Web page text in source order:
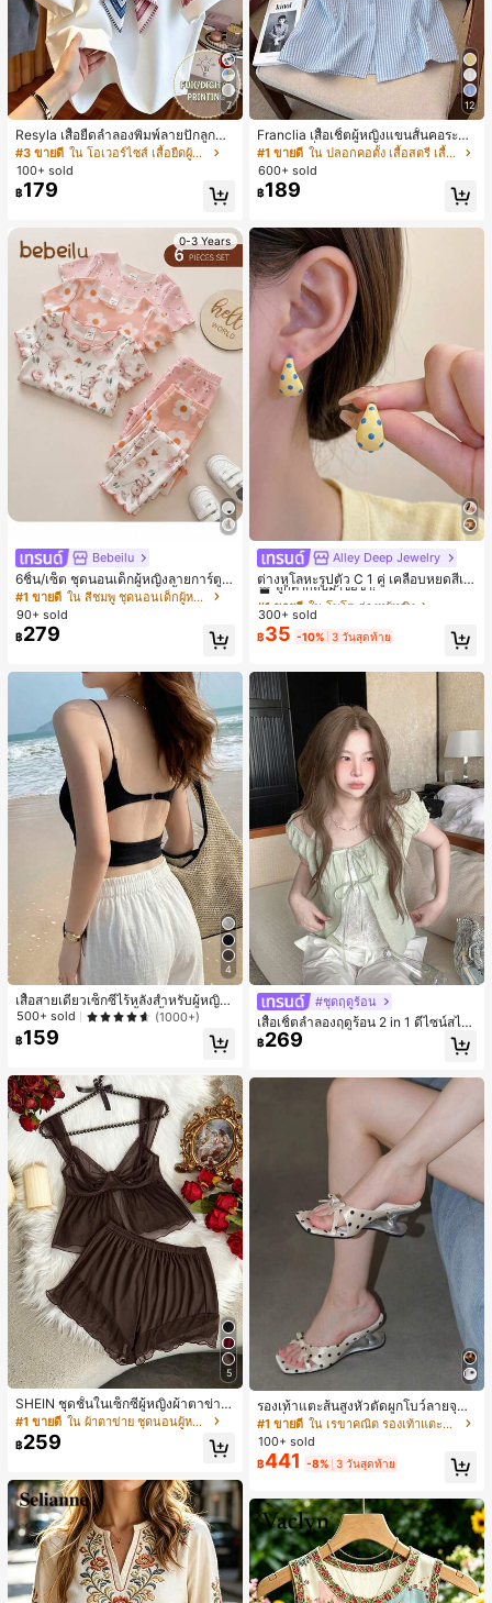
7
Resyla เสื้อยืดลำลองพิมพ์ลายปักลูกปัด
รูปโบว์ขนาดใหญ่สำหรับผู้หญิง
#3 ขายดี
ใน โอเวอร์ไซส์ เสื้อยืดผู้หญิง
100+ sold
฿179
0-3 Years
Bebeilu
6ชิ้น/เซ็ต ชุดนอนเด็กผู้หญิงลายการ์ตูน
หมีและดอกไม้ คอกลม แขนสั้น กางเกง
ขาสั้น ขอบระบาย สวมใส่สบาย
#1 ขายดี
ใน สีชมพู ชุดนอนเด็กผู้หญิง
90+ sold
฿279
4
เสื้อสายเดี่ยวเซ็กซี่ไร้หลังสำหรับผู้หญิง
พร้อมบราแบบมีฟองน้ำ, เสื้อกล้ามแขน
กุด, เสื้อลำลองสีดำสำหรับฤดูร้อน
500+ sold (1000+)
฿159
5
SHEIN ชุดชั้นในเซ็กซี่ผู้หญิงผ้าตาข่าย
มีโครงคัพบาง
#1 ขายดี ใน ผ้าตาข่าย ชุดนอนผู้หญิง
฿259
12
Franclia เสื้อเชิ้ตผู้หญิงแขนสั้นคอระบา
ยกระดุมเดี่ยวลายทาง
#1 ขายดี
ใน ปลอกคอตั้ง เสื้อสตรี เสื้อเบลาส์ & Tee
600+ sold
฿189
Alley Deep Jewelry
ต่างหูโลหะรูปตัว C 1 คู่ เคลือบหยดสีเห
ลือง ลายจุดสีน้ำเงิน สไตล์ยุโรปและอเม
ริกัน แฟชั่นส่วนตัว หวานและสง่างาม
สำหรับผู้หญิงและเด็กหญิง สำหรับการเ
ดินทาง งานแต่งงาน ปาร์ตี้ วันเกิด ของ
#1 ขายดี ใน โบโฮ ต่างหูผู้หญิง
ลูกค้ากลับมาซื้อซ้ำ!
เกือบหมดแล้ว!
#1 ขายดี
ลูกค้ากลับมาซื้อซ้ำ!
เกือบหมดแล้ว!
#1 ขายดี
ลูกค้ากลับมาซื้อซ้ำ!
เกือบหมดแล้ว!
#1 ขายดี ใน โบโฮ ต่างหูผู้หญิง
เกือบหมดแล้ว!
300+ sold
฿35 -10% 3 วันสุดท้าย
#ชุดฤดูร้อน
เสื้อเชิ้ตลำลองฤดูร้อน 2 in 1 ดีไซน์สไต
ล์เกาหลี แต่งลูกไม้ต่อผ้า
฿269
รองเท้าแตะส้นสูงหัวตัดผูกโบว์ลายจุดส
ายเดี่ยวส้นไม่สมมาตรสำหรับผู้หญิง, รอ
งเท้าแตะส้นสูงหนังเทียมสีขาวหรูหรา
สำหรับฤดูร้อน
#1 ขายดี
ใน เรขาคณิต รองเท้าแตะส้นสูงผู้หญิง
100+ sold
฿441 -8% 3 วันสุดท้าย